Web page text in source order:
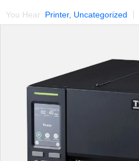
You Hear :Printer, Uncategorized